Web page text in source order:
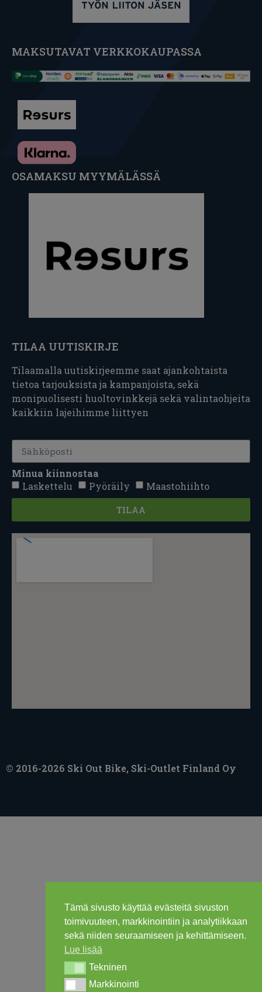
Tämä sivusto käyttää evästeitä sivuston
toimivuuteen, markkinointiin ja analytiikkaan
sekä niiden seuraamiseen ja kehittämiseen.
Lue lisää
TekninenTekninen
MarkkinointiMarkkinointi
MAKSUTAVAT VERKKOKAUPASSA
OSAMAKSU MYYMÄLÄSSÄ
TILAA UUTISKIRJE
Tilaamalla uutiskirjeemme saat ajankohtaista
tietoa tarjouksista ja kampanjoista, sekä
monipuolisesti huoltovinkkejä sekä valintaohjeita
kaikkiin lajeihimme liittyen
Minua kiinnostaa
Laskettelu
Pyöräily Maastohiihto
TILAA
© 2016-2026 Ski Out Bike, Ski-Outlet Finland Oy